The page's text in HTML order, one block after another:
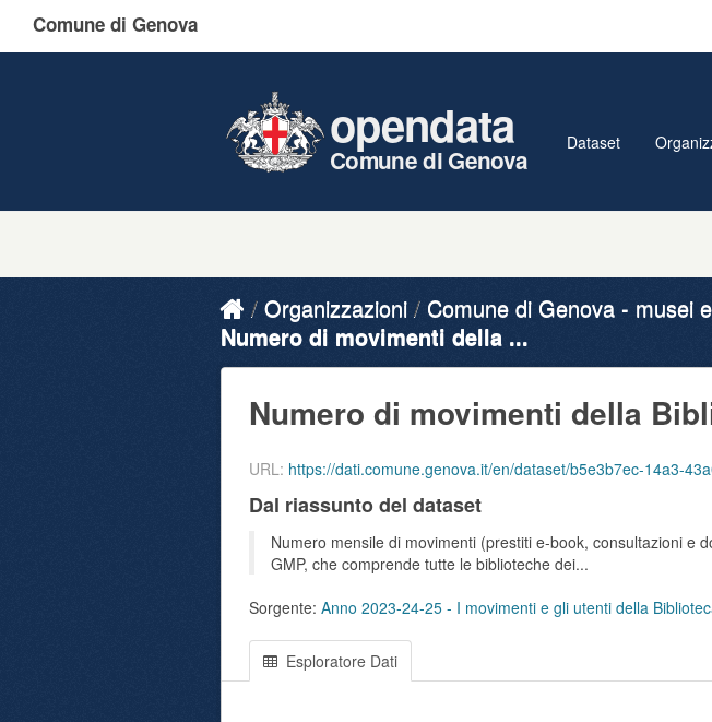
Comune di Genova
opendata
Comune di Genova
Dataset
Organizzazioni Comune di Genova - musei
Numero di movimenti della ...
Numero di movimenti della
URL: https://dati.comune.genova.it/en/dataset/b5e3b7ec-14a3-43a0-873b-
Dal riassunto del dataset
Numero mensile di movimenti (prestiti e-book, consultazioni e
GMP, che comprende tutte le biblioteche dei...
Sorgente: Anno 2023-24-25 - I movimenti e gli utenti della
Esploratore Dati